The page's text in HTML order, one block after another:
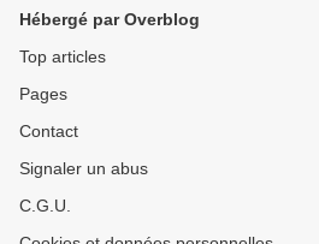
Hébergé par Overblog
Top articles
Pages
Contact
Signaler un abus
C.G.U.